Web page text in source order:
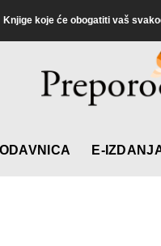
Knjige koje će obogatiti vaš
E-